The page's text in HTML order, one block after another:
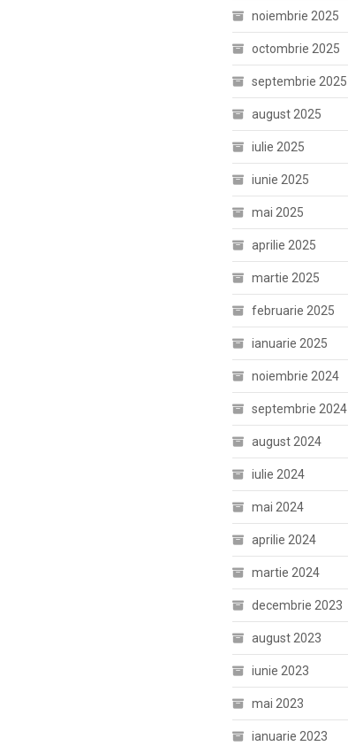
noiembrie 2025
octombrie 2025
septembrie 2025
august 2025
iulie 2025
iunie 2025
mai 2025
aprilie 2025
martie 2025
februarie 2025
ianuarie 2025
noiembrie 2024
septembrie 2024
august 2024
iulie 2024
mai 2024
aprilie 2024
martie 2024
decembrie 2023
august 2023
iunie 2023
mai 2023
ianuarie 2023